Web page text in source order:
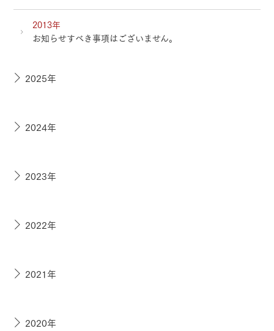
2013年
お知らせすべき事項はございません。
2025年
2024年
2023年
2022年
2021年
2020年